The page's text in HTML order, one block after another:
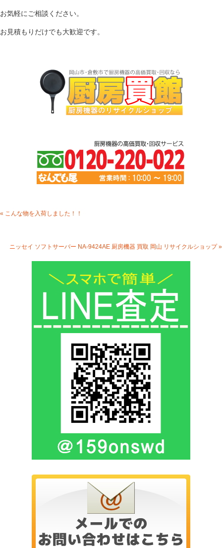
お気軽にご相談ください。
お見積もりだけでも大歓迎です。
« こんな物を入荷しました！！
ニッセイ ソフトサーバー NA-9424AE 厨房機器 買取 岡山 リサイクルショップ »